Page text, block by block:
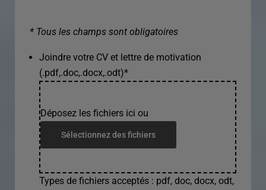
* Tous les champs sont obligatoires
Joindre votre CV et lettre de motivation
(.pdf,.doc,.docx,.odt)*
Déposez les fichiers ici ou
Sélectionnez des fichiers
Types de fichiers acceptés : pdf, doc, docx, odt,